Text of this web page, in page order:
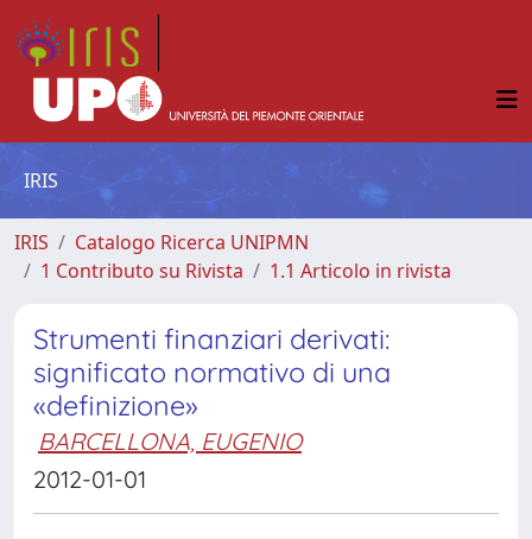
IRIS
IRIS
Catalogo Ricerca UNIPMN
1 Contributo su Rivista
1.1 Articolo in rivista
Strumenti finanziari derivati:
significato normativo di una
«definizione»
BARCELLONA, EUGENIO
2012-01-01